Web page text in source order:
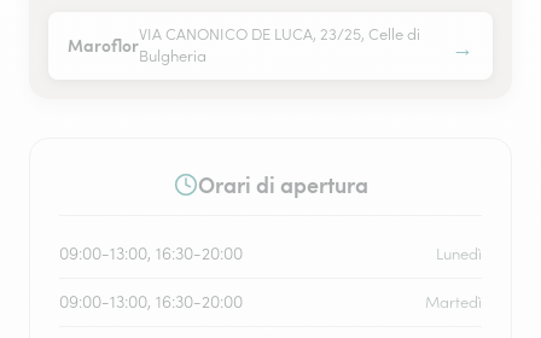
MaroflorVIA CANONICO DE LUCA, 23/25, Celle di
Bulgheria
→
Orari di apertura
09:00-13:00, 16:30-20:00 Lunedì
09:00-13:00, 16:30-20:00 Martedì